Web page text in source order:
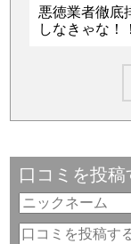
悪徳業者徹底
しなきゃな！！
口コミを投稿